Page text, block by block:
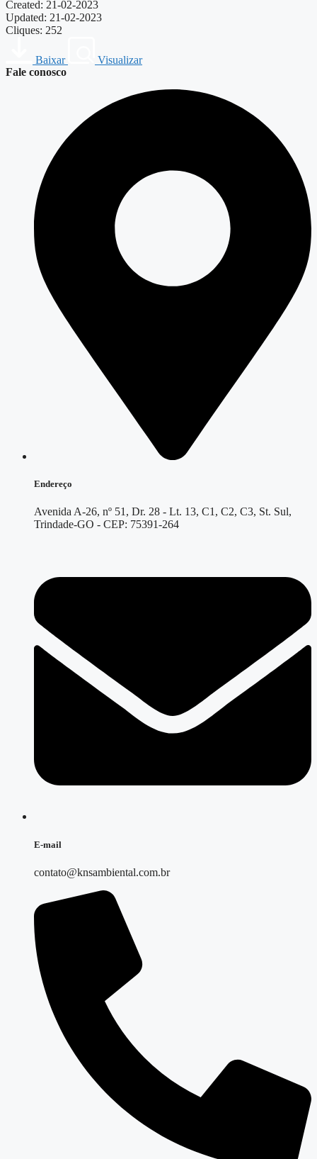
Created: 21-02-2023
Updated: 21-02-2023
Cliques: 252
Baixar
Visualizar
Fale conosco
Endereço
Avenida A-26, nº 51, Dr. 28 - Lt. 13, C1, C2, C3, St. Sul,
Trindade-GO - CEP: 75391-264
E-mail
contato@knsambiental.com.br